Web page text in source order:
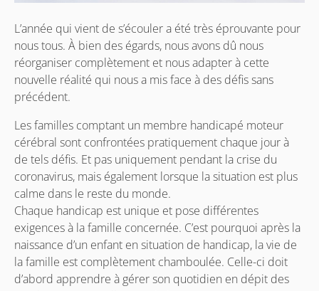
L’année qui vient de s’écouler a été très éprouvante pour
nous tous. À bien des égards, nous avons dû nous
réorganiser complètement et nous adapter à cette
nouvelle réalité qui nous a mis face à des défis sans
précédent.
Les familles comptant un membre handicapé moteur
cérébral sont confrontées pratiquement chaque jour à
de tels défis. Et pas uniquement pendant la crise du
coronavirus, mais également lorsque la situation est plus
calme dans le reste du monde.
Chaque handicap est unique et pose différentes
exigences à la famille concernée. C’est pourquoi après la
naissance d’un enfant en situation de handicap, la vie de
la famille est complètement chamboulée. Celle-ci doit
d’abord apprendre à gérer son quotidien en dépit des